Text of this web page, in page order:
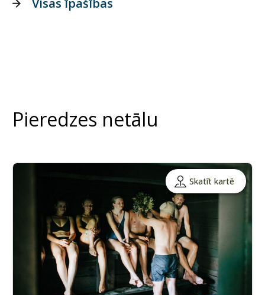
Visas īpašības
Pieredzes netālu
Skatīt kartē